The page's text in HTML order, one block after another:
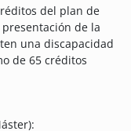
del plan de
de la
una discapacidad
de 65 créditos